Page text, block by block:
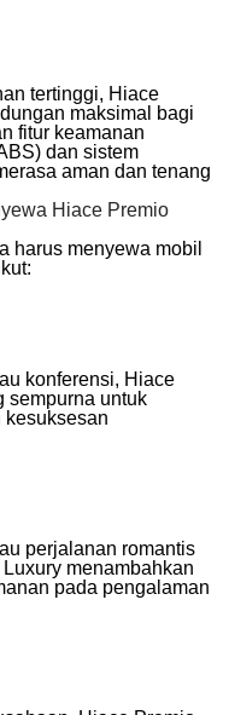
tertinggi, Hiace
maksimal bagi
fitur keamanan
dan sistem
aman dan tenang
Hiace Premio
harus menyewa mobil
konferensi, Hiace
sempurna untuk
kesuksesan
perjalanan romantis
menambahkan
pada pengalaman